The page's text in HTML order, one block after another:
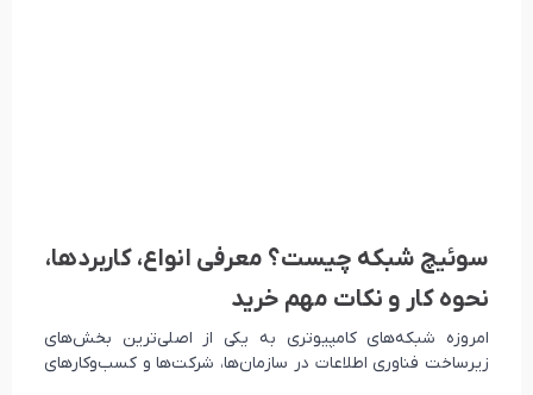
سوئیچ شبکه چیست؟ معرفی انواع، کاربردها،
نحوه کار و نکات مهم خرید
امروزه شبکه‌های کامپیوتری به یکی از اصلی‌ترین بخش‌های
زیرساخت فناوری اطلاعات در سازمان‌ها، شرکت‌ها و کسب‌وکارهای